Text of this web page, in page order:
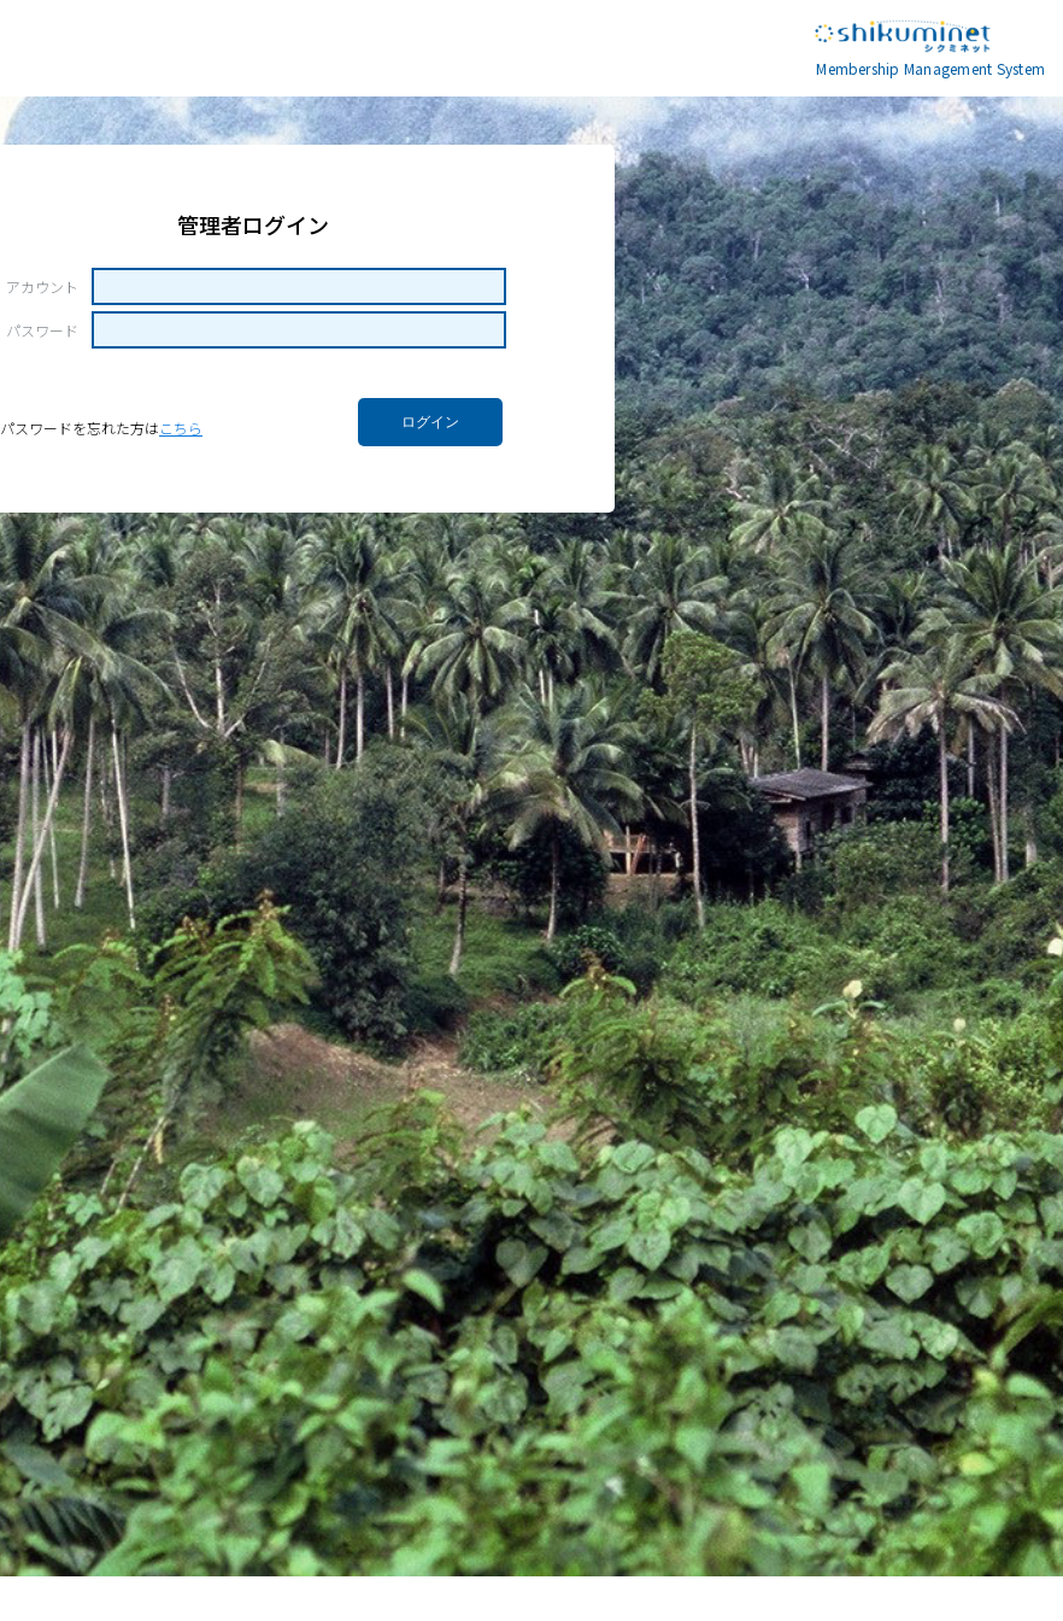
Membership Management System
管理者ログイン
アカウント
パスワード
パスワードを忘れた方はこちら ログイン